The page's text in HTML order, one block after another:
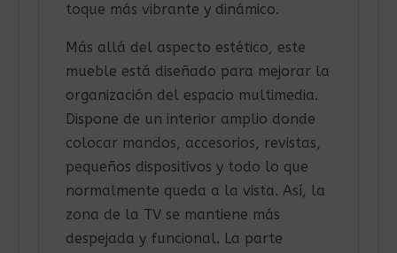
toque más vibrante y dinámico.
Más allá del aspecto estético, este
mueble está diseñado para mejorar la
organización del espacio multimedia.
Dispone de un interior amplio donde
colocar mandos, accesorios, revistas,
pequeños dispositivos y todo lo que
normalmente queda a la vista. Así, la
zona de la TV se mantiene más
despejada y funcional. La parte